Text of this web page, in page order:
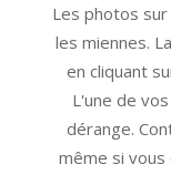
Les photos
les miennes.
en cliquant
L'une de
dérange.
même si